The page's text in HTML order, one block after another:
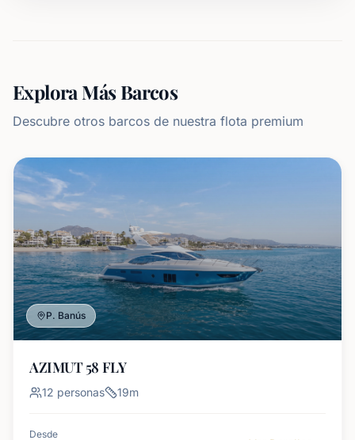
Explora Más Barcos
Descubre otros barcos de nuestra flota premium
P. Banús
AZIMUT 58 FLY
12 personas 19m
Desde